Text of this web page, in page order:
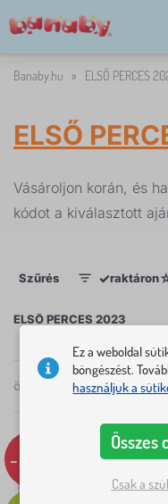
Banaby.hu » ELSŐ PERCES
ELSŐ
Vásároljon korán, és
kódot a kiválasztott
Szűrés ✓raktáron
SZŰRÉS ×
ELSŐ PERCES 2023
összesen8 termék
-58%
Ez a weboldal
böngészést.
használjuk a
Összes
Csak a